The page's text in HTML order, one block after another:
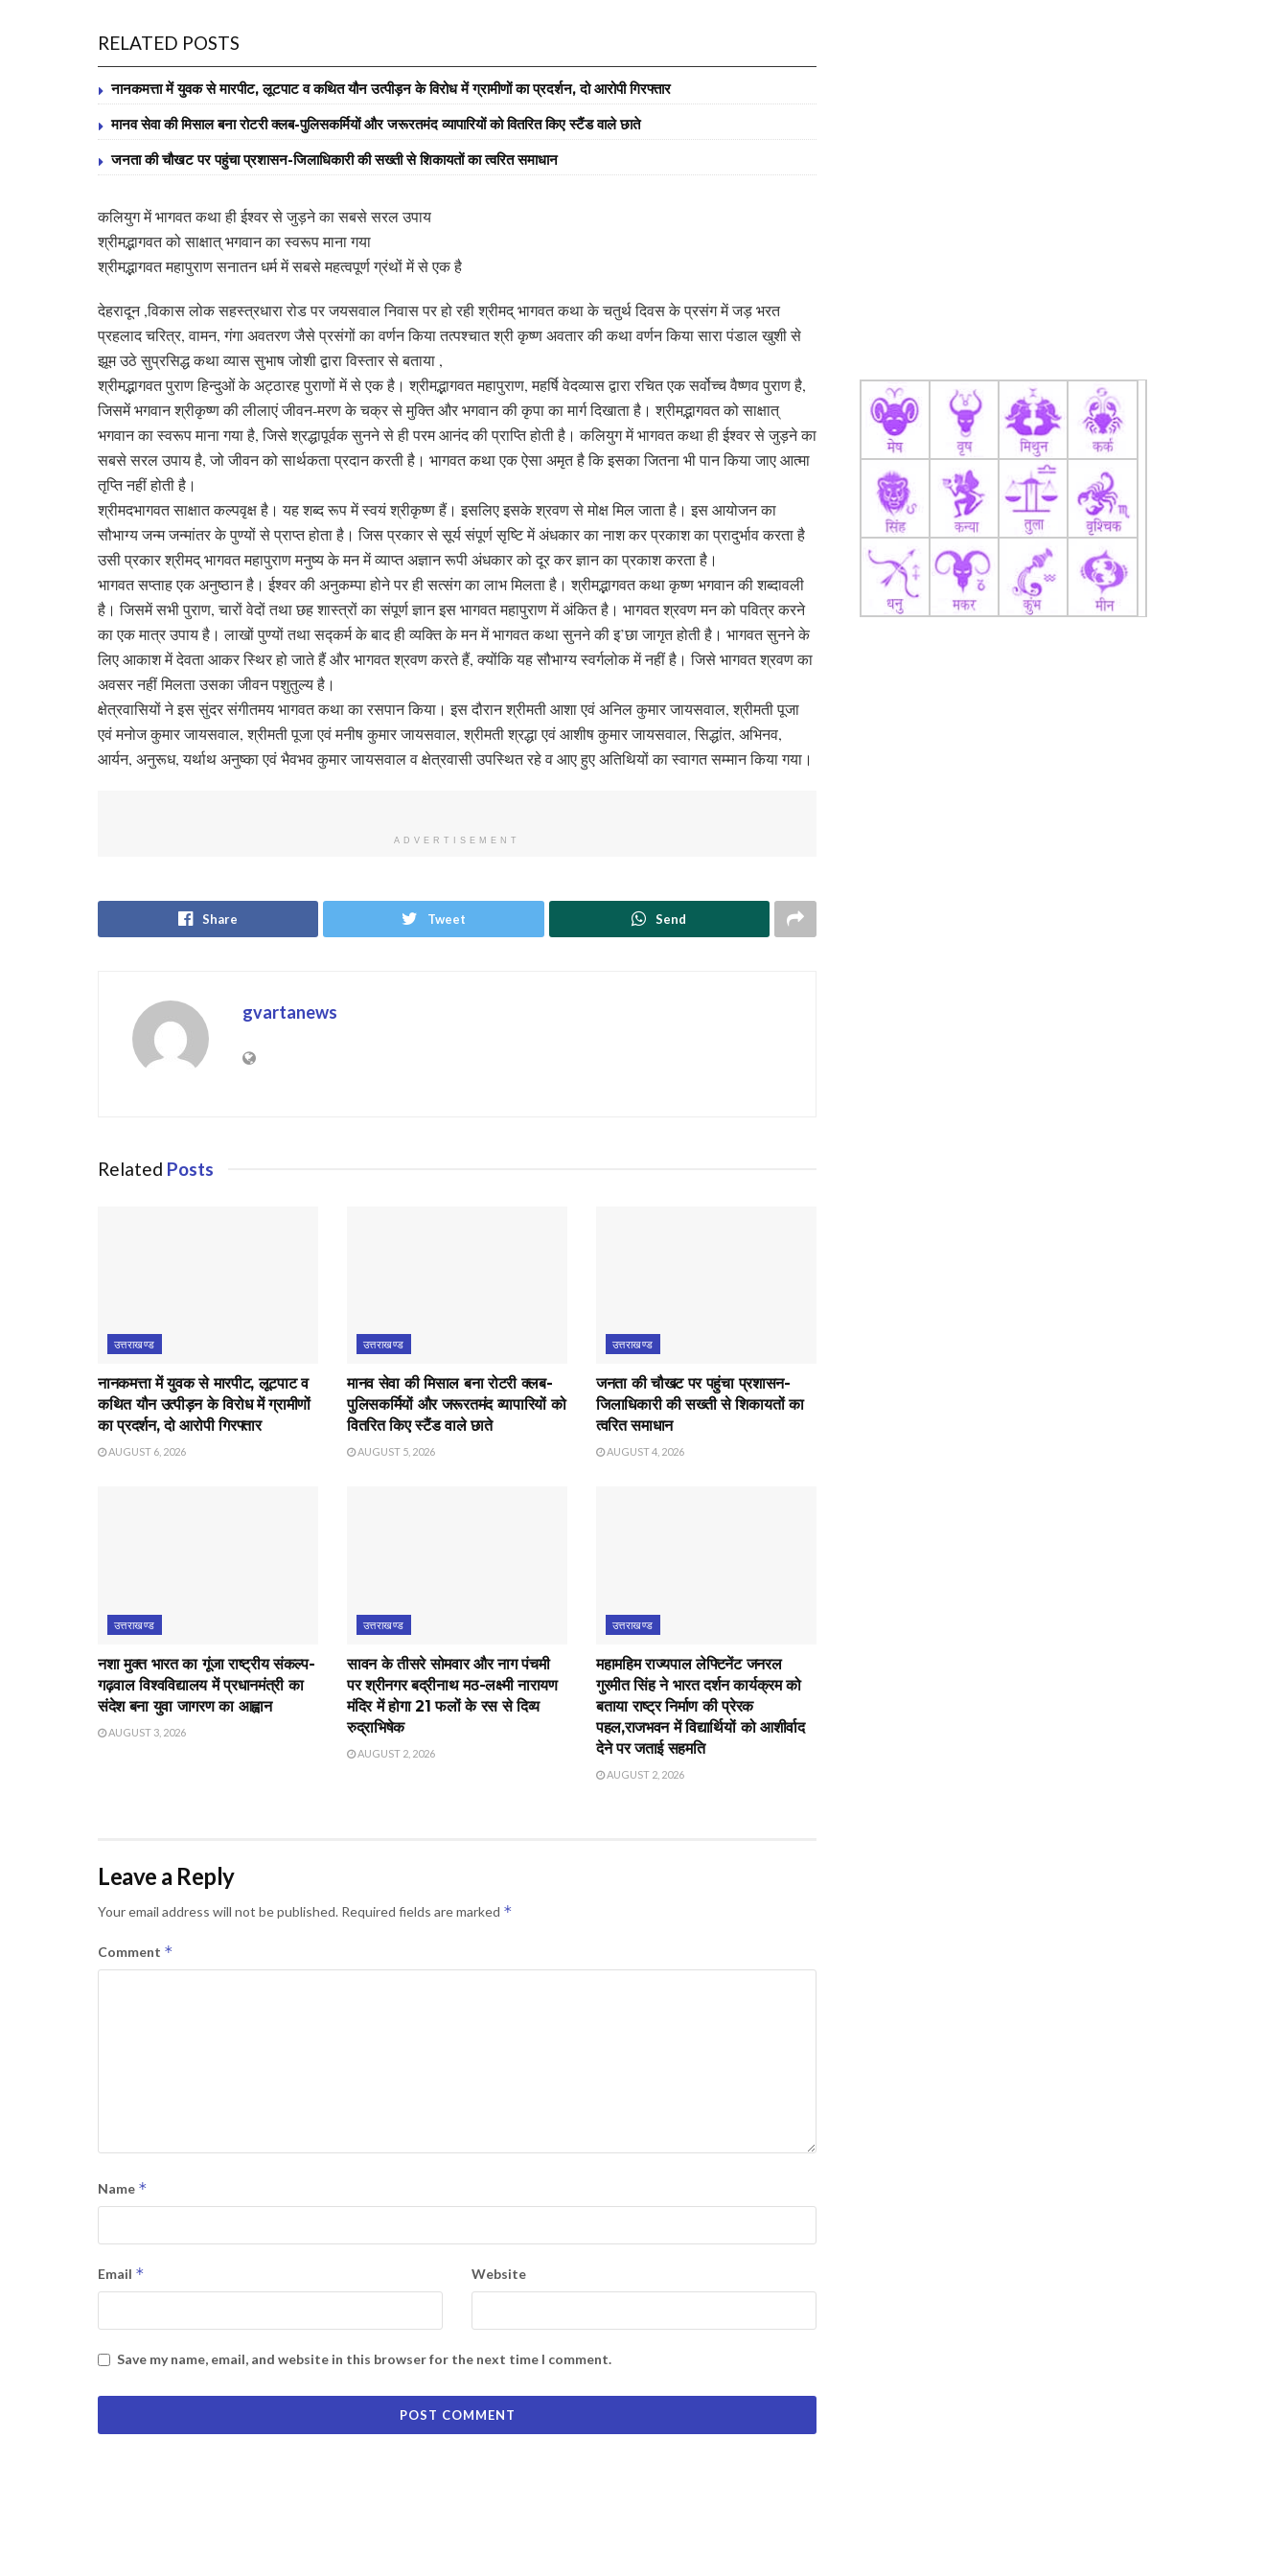
RELATED POSTS
नानकमत्ता में युवक से मारपीट, लूटपाट व कथित यौन उत्पीड़न के विरोध में ग्रामीणों का प्रदर्शन, दो आरोपी गिरफ्तार
मानव सेवा की मिसाल बना रोटरी क्लब-पुलिसकर्मियों और जरूरतमंद व्यापारियों को वितरित किए स्टैंड वाले छाते
जनता की चौखट पर पहुंचा प्रशासन-जिलाधिकारी की सख्ती से शिकायतों का त्वरित समाधान
कलियुग में भागवत कथा ही ईश्वर से जुड़ने का सबसे सरल उपाय
श्रीमद्भागवत को साक्षात् भगवान का स्वरूप माना गया
श्रीमद्भागवत महापुराण सनातन धर्म में सबसे महत्वपूर्ण ग्रंथों में से एक है
देहरादून ,विकास लोक सहस्त्रधारा रोड पर जयसवाल निवास पर हो रही श्रीमद् भागवत कथा के चतुर्थ दिवस के प्रसंग में जड़ भरत
प्रहलाद चरित्र, वामन, गंगा अवतरण जैसे प्रसंगों का वर्णन किया तत्पश्चात श्री कृष्ण अवतार की कथा वर्णन किया सारा पंडाल खुशी से
झूम उठे सुप्रसिद्ध कथा व्यास सुभाष जोशी द्वारा विस्तार से बताया ,
श्रीमद्भागवत पुराण हिन्दुओं के अट्ठारह पुराणों में से एक है। श्रीमद्भागवत महापुराण, महर्षि वेदव्यास द्वारा रचित एक सर्वोच्च वैष्णव पुराण है,
जिसमें भगवान श्रीकृष्ण की लीलाएं जीवन-मरण के चक्र से मुक्ति और भगवान की कृपा का मार्ग दिखाता है। श्रीमद्भागवत को साक्षात्
भगवान का स्वरूप माना गया है, जिसे श्रद्धापूर्वक सुनने से ही परम आनंद की प्राप्ति होती है। कलियुग में भागवत कथा ही ईश्वर से जुड़ने का
सबसे सरल उपाय है, जो जीवन को सार्थकता प्रदान करती है। भागवत कथा एक ऐसा अमृत है कि इसका जितना भी पान किया जाए आत्मा
तृप्ति नहीं होती है।
श्रीमदभागवत साक्षात कल्पवृक्ष है। यह शब्द रूप में स्वयं श्रीकृष्ण हैं। इसलिए इसके श्रवण से मोक्ष मिल जाता है। इस आयोजन का
सौभाग्य जन्म जन्मांतर के पुण्यों से प्राप्त होता है। जिस प्रकार से सूर्य संपूर्ण सृष्टि में अंधकार का नाश कर प्रकाश का प्रादुर्भाव करता है
उसी प्रकार श्रीमद् भागवत महापुराण मनुष्य के मन में व्याप्त अज्ञान रूपी अंधकार को दूर कर ज्ञान का प्रकाश करता है।
भागवत सप्ताह एक अनुष्ठान है। ईश्वर की अनुकम्पा होने पर ही सत्संग का लाभ मिलता है। श्रीमद्भागवत कथा कृष्ण भगवान की शब्दावली
है। जिसमें सभी पुराण, चारों वेदों तथा छह शास्त्रों का संपूर्ण ज्ञान इस भागवत महापुराण में अंकित है। भागवत श्रवण मन को पवित्र करने
का एक मात्र उपाय है। लाखों पुण्यों तथा सद्कर्म के बाद ही व्यक्ति के मन में भागवत कथा सुनने की इ’छा जागृत होती है। भागवत सुनने के
लिए आकाश में देवता आकर स्थिर हो जाते हैं और भागवत श्रवण करते हैं, क्योंकि यह सौभाग्य स्वर्गलोक में नहीं है। जिसे भागवत श्रवण का
अवसर नहीं मिलता उसका जीवन पशुतुल्य है।
क्षेत्रवासियों ने इस सुंदर संगीतमय भागवत कथा का रसपान किया। इस दौरान श्रीमती आशा एवं अनिल कुमार जायसवाल, श्रीमती पूजा
एवं मनोज कुमार जायसवाल, श्रीमती पूजा एवं मनीष कुमार जायसवाल, श्रीमती श्रद्धा एवं आशीष कुमार जायसवाल, सिद्धांत, अभिनव,
आर्यन, अनुरूध, यर्थाथ अनुष्का एवं भैवभव कुमार जायसवाल व क्षेत्रवासी उपस्थित रहे व आए हुए अतिथियों का स्वागत सम्मान किया गया।
ADVERTISEMENT
Share Tweet Send
gvartanews
Related Posts
उत्तराखण्ड
नानकमत्ता में युवक से मारपीट, लूटपाट व
कथित यौन उत्पीड़न के विरोध में ग्रामीणों
का प्रदर्शन, दो आरोपी गिरफ्तार
AUGUST 6, 2026
उत्तराखण्ड
मानव सेवा की मिसाल बना रोटरी क्लब-
पुलिसकर्मियों और जरूरतमंद व्यापारियों को
वितरित किए स्टैंड वाले छाते
AUGUST 5, 2026
उत्तराखण्ड
जनता की चौखट पर पहुंचा प्रशासन-
जिलाधिकारी की सख्ती से शिकायतों का
त्वरित समाधान
AUGUST 4, 2026
उत्तराखण्ड
नशा मुक्त भारत का गूंजा राष्ट्रीय संकल्प-
गढ़वाल विश्वविद्यालय में प्रधानमंत्री का
संदेश बना युवा जागरण का आह्वान
AUGUST 3, 2026
उत्तराखण्ड
सावन के तीसरे सोमवार और नाग पंचमी
पर श्रीनगर बद्रीनाथ मठ-लक्ष्मी नारायण
मंदिर में होगा 21 फलों के रस से दिव्य
रुद्राभिषेक
AUGUST 2, 2026
उत्तराखण्ड
महामहिम राज्यपाल लेफ्टिनेंट जनरल
गुरमीत सिंह ने भारत दर्शन कार्यक्रम को
बताया राष्ट्र निर्माण की प्रेरक
पहल,राजभवन में विद्यार्थियों को आशीर्वाद
देने पर जताई सहमति
AUGUST 2, 2026
Leave a Reply
Your email address will not be published. Required fields are marked *
Comment *
Name *
Email * Website
Save my name, email, and website in this browser for the next time I comment.